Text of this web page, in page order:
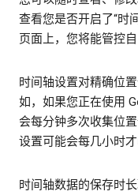
查看您是否开启了“时
页面上，您将能管控自
时间轴设置对精确位
如，如果您正在使用
会每分钟多次收集位
设置可能会每几小时
时间轴数据的保存时